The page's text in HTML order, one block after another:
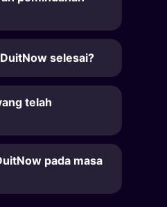
selesai?
telah
pada masa